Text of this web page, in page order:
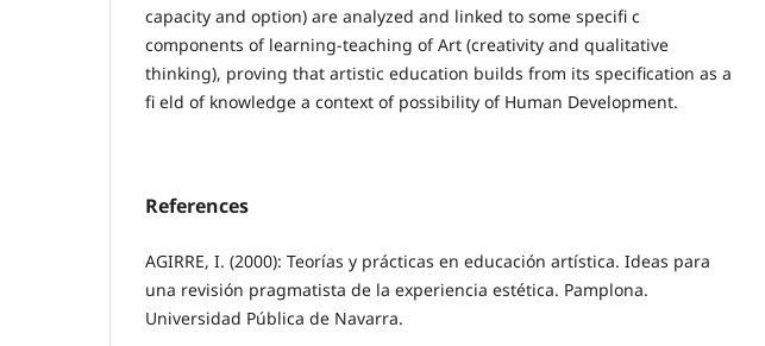
capacity and option) are analyzed and linked to some specifi c
components of learning-teaching of Art (creativity and qualitative
thinking), proving that artistic education builds from its specification as a
fi eld of knowledge a context of possibility of Human Development.
References
AGIRRE, I. (2000): Teorías y prácticas en educación artística. Ideas para
una revisión pragmatista de la experiencia estética. Pamplona.
Universidad Pública de Navarra.